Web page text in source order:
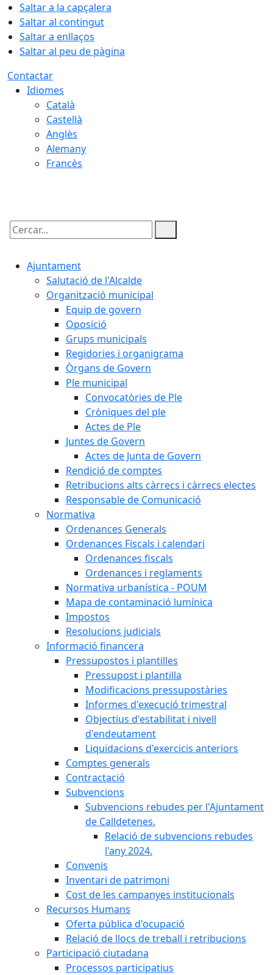
Saltar a la capçalera
Saltar al contingut
Saltar a enllaços
Saltar al peu de pàgina
Contactar
Idiomes
Català
Castellà
Anglès
Alemany
Francès
Cercar:
Ajuntament
Salutació de l'Alcalde
Organització municipal
Equip de govern
Oposició
Grups municipals
Regidories i organigrama
Òrgans de Govern
Ple municipal
Convocatòries de Ple
Cròniques del ple
Actes de Ple
Juntes de Govern
Actes de Junta de Govern
Rendició de comptes
Retribucions alts càrrecs i càrrecs electes
Responsable de Comunicació
Normativa
Ordenances Generals
Ordenances Fiscals i calendari
Ordenances fiscals
Ordenances i reglaments
Normativa urbanística - POUM
Mapa de contaminació lumínica
Impostos
Resolucions judicials
Informació financera
Pressupostos i plantilles
Pressupost i plantilla
Modificacions pressupostàries
Informes d'execució trimestral
Objectius d'estabilitat i nivell
d'endeutament
Liquidacions d'exercicis anteriors
Comptes generals
Contractació
Subvencions
Subvencions rebudes per l'Ajuntament
de Calldetenes.
Relació de subvencions rebudes
l'any 2024.
Convenis
Inventari de patrimoni
Cost de les campanyes institucionals
Recursos Humans
Oferta pública d'ocupació
Relació de llocs de treball i retribucions
Participació ciutadana
Processos participatius